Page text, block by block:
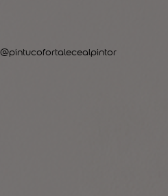
@pintucofortalecealpintor